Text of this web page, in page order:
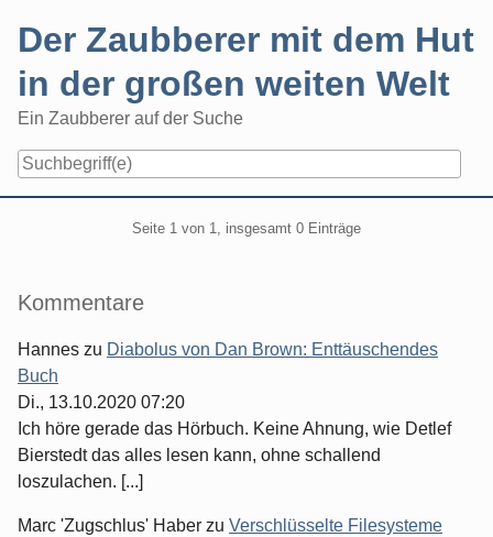
Der Zaubberer mit dem Hut
in der großen weiten Welt
Ein Zaubberer auf der Suche
Seite 1 von 1, insgesamt 0 Einträge
Seitenleiste
Kommentare
Hannes zu Diabolus von Dan Brown: Enttäuschendes
Buch
Di., 13.10.2020 07:20
Ich höre gerade das Hörbuch. Keine Ahnung, wie Detlef
Bierstedt das alles lesen kann, ohne schallend
loszulachen. [...]
Marc 'Zugschlus' Haber zu Verschlüsselte Filesysteme